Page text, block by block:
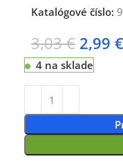
Katalógové číslo:
3,03€ 2,99 €
4 na sklade